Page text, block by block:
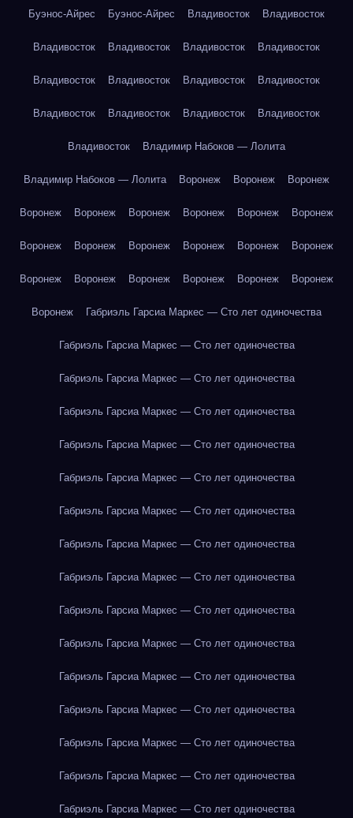
Буэнос-Айрес Буэнос-Айрес Владивосток Владивосток
Владивосток Владивосток Владивосток Владивосток
Владивосток Владивосток Владивосток Владивосток
Владивосток Владивосток Владивосток Владивосток
Владивосток Владимир Набоков — Лолита
Владимир Набоков — Лолита Воронеж Воронеж Воронеж
Воронеж Воронеж Воронеж Воронеж Воронеж Воронеж
Воронеж Воронеж Воронеж Воронеж Воронеж Воронеж
Воронеж Воронеж Воронеж Воронеж Воронеж Воронеж
Воронеж Габриэль Гарсиа Маркес — Сто лет одиночества
Габриэль Гарсиа Маркес — Сто лет одиночества
Габриэль Гарсиа Маркес — Сто лет одиночества
Габриэль Гарсиа Маркес — Сто лет одиночества
Габриэль Гарсиа Маркес — Сто лет одиночества
Габриэль Гарсиа Маркес — Сто лет одиночества
Габриэль Гарсиа Маркес — Сто лет одиночества
Габриэль Гарсиа Маркес — Сто лет одиночества
Габриэль Гарсиа Маркес — Сто лет одиночества
Габриэль Гарсиа Маркес — Сто лет одиночества
Габриэль Гарсиа Маркес — Сто лет одиночества
Габриэль Гарсиа Маркес — Сто лет одиночества
Габриэль Гарсиа Маркес — Сто лет одиночества
Габриэль Гарсиа Маркес — Сто лет одиночества
Габриэль Гарсиа Маркес — Сто лет одиночества
Габриэль Гарсиа Маркес — Сто лет одиночества